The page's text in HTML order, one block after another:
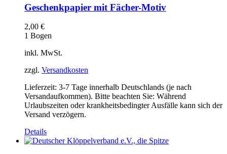
Geschenkpapier mit Fächer-Motiv
2,00 €
1 Bogen
inkl. MwSt.
zzgl. Versandkosten
Lieferzeit: 3-7 Tage innerhalb Deutschlands (je nach
Versandaufkommen). Bitte beachten Sie: Während
Urlaubszeiten oder krankheitsbedingter Ausfälle kann sich der
Versand verzögern.
Details